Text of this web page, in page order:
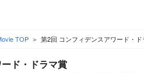
TOP 第2回 コンフィデンスアワード・
ド・ドラマ賞